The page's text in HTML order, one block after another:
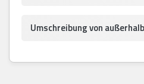
Umschreibung von